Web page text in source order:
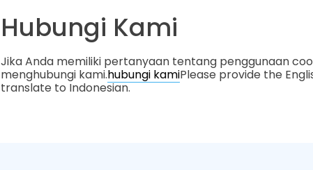
Hubungi Kami
Jika Anda memiliki pertanyaan tentang penggunaan
menghubungi kami.hubungi kamiPlease provide the
translate to Indonesian.